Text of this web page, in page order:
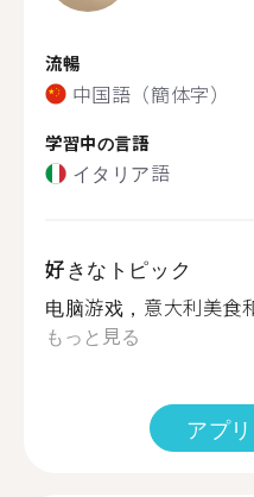
流暢
中国語（簡体字）
学習中の言語
イタリア語
好きなトピック
电脑游戏，意大利美食
もっと見る
アプ